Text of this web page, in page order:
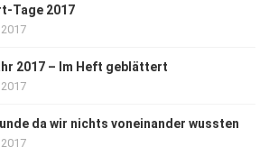
Tage 2017
2017
2017 – Im Heft geblättert
2017
da wir nichts voneinander wussten
2017